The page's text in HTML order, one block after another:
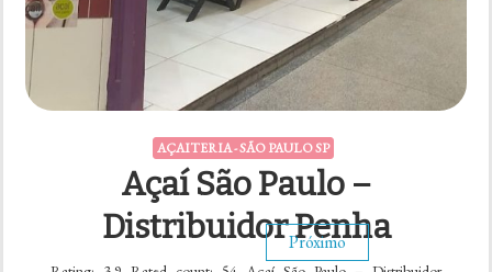
AÇAITERIA - SÃO PAULO SP
Açaí São Paulo –
Distribuidor Penha
Paginação
1 2 3 Próximo